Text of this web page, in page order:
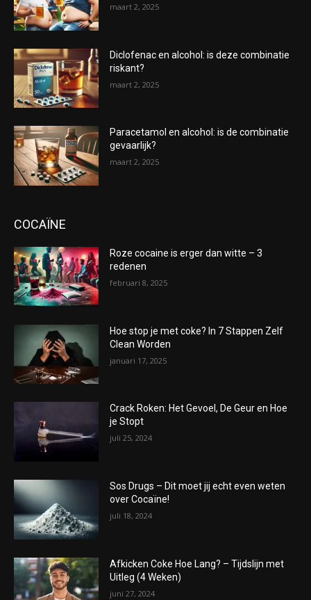
maart 2, 2025
Diclofenac en alcohol: is deze combinatie
riskant?
maart 2, 2025
Paracetamol en alcohol: is de combinatie
gevaarlijk?
maart 2, 2025
COCAÏNE
Roze cocaine is erger dan witte – 3
redenen
februari 8, 2025
Hoe stop je met coke? In 7 Stappen Zelf
Clean Worden
januari 17, 2025
Crack Roken: Het Gevoel, De Geur en Hoe
je Stopt
juli 25, 2024
Sos Drugs – Dit moet jij echt even weten
over Cocaïne!
juli 18, 2024
Afkicken Coke Hoe Lang? – Tijdslijn met
Uitleg (4 Weken)
juni 27, 2024